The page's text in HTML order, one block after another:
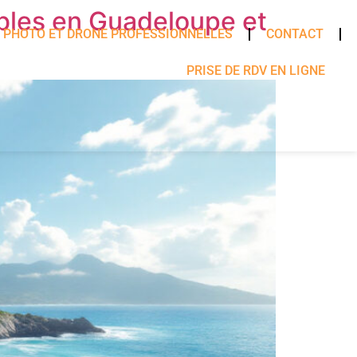
ET DRONE PROFESSIONNELLES CONTACT
PRISE DE RDV EN LIGNE
en Guadeloupe et